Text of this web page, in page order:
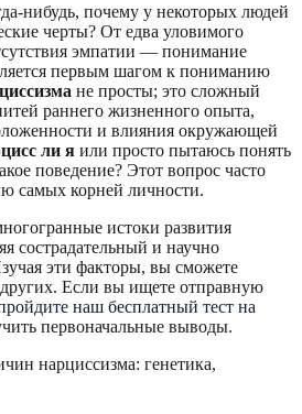
нибудь, почему у некоторых людей
черты? От едва уловимого
эмпатии — понимание
первым шагом к пониманию
не просты; это сложный
раннего жизненного опыта,
и влияния окружающей
ли я или просто пытаюсь понять
поведение? Этот вопрос часто
самых корней личности.
истоки развития
сострадательный и научно
эти факторы, вы сможете
Если вы ищете отправную
наш бесплатный тест на
первоначальные выводы.